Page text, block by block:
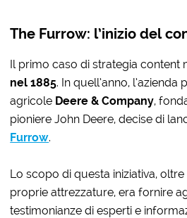
The Furrow: l’inizio del
Il primo caso di strategia content
nel 1885. In quell’anno,
agricole Deere & Company,
pioniere John Deere, decise di
Furrow.
Lo scopo di questa iniziativa,
proprie attrezzature, era fornire
testimonianze di esperti e